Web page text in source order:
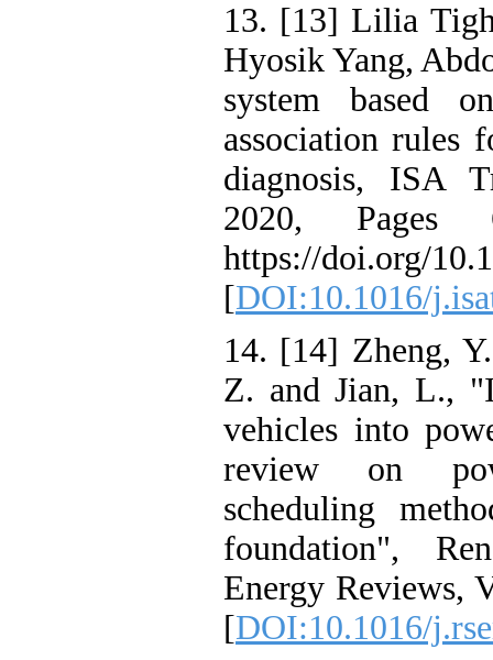
13. [13] Lilia
Hyosik Yang,
system
association
diagnosis,
2020,
https://doi.org/
[DOI:10.1016/
14. [14]
Z. and Jian,
vehicles into
review on
scheduling
foundation",
Energy
[DOI:10.1016/